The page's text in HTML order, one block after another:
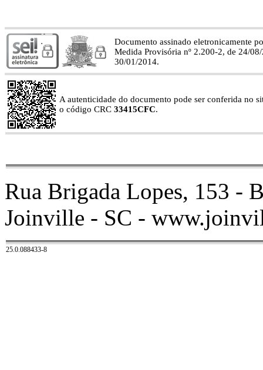
Documento assinado eletronicamente
Medida Provisória nº 2.200-2, de 24/
30/01/2014.
A autenticidade do documento pode ser conferida
o código CRC 33415CFC.
Rua Brigada Lopes, 153 -
Joinville - SC -
25.0.088433-8